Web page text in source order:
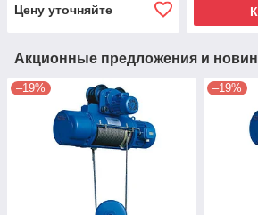
Цену уточняйте
Акционные предложения и
–19% –19%